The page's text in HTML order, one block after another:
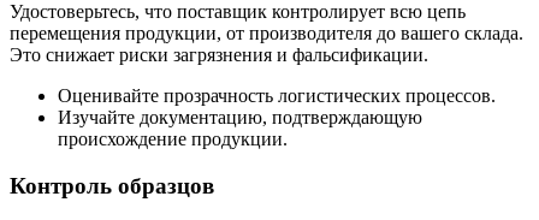
Удостоверьтесь, что поставщик контролирует всю цепь
перемещения продукции, от производителя до вашего склада.
Это снижает риски загрязнения и фальсификации.
Оценивайте прозрачность логистических процессов.
Изучайте документацию, подтверждающую
происхождение продукции.
Контроль образцов